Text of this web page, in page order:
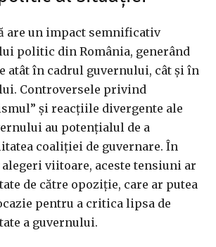
are un impact semnificativ
politic din România, generând
atât în cadrul guvernului, cât și în
Controversele privind
și reacțiile divergente ale
au potențialul de a
coaliției de guvernare. În
viitoare, aceste tensiuni ar
de către opoziție, care ar putea
pentru a critica lipsa de
a guvernului.